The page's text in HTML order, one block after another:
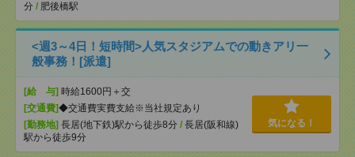
分 / 肥後橋駅
<週3～4日！短時間>人気スタジアムでの動きアリ一
般事務！[派遣]
[給 与] 時給1600円＋交
[交通費]◆交通費実費支給※当社規定あり
[勤務地] 長居(地下鉄)駅から徒歩8分 / 長居(阪和線)
駅から徒歩9分
気になる！